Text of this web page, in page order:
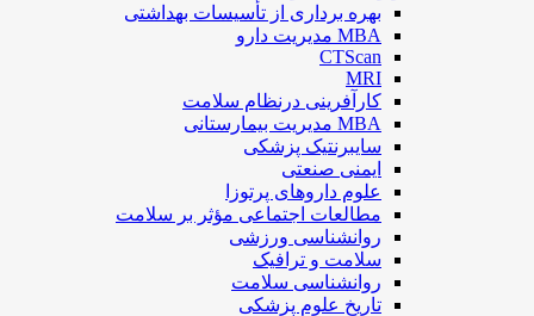
بهره برداری از تأسیسات بهداشتی
MBA مدیریت دارو
CTScan
MRI
کارآفرینی درنظام سلامت
MBA مدیریت بیمارستانی
سایبرنتیک پزشکی
ایمنی صنعتی
علوم داروهای پرتوزا
مطالعات اجتماعی مؤثر بر سلامت
روانشناسی ورزشی
سلامت و ترافیک
روانشناسی سلامت
تاریخ علوم پزشکی